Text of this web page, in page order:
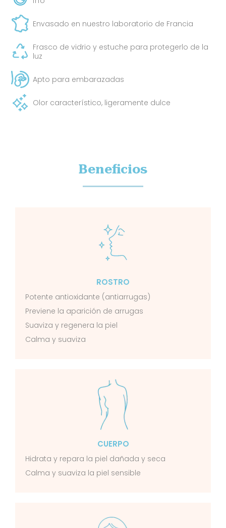
Envasado en nuestro laboratorio de Francia
Frasco de vidrio y estuche para protegerlo de la
luz
Apto para embarazadas
Olor característico, ligeramente dulce
Beneficios
ROSTRO
Potente antioxidante (antiarrugas)
Previene la aparición de arrugas
Suaviza y regenera la piel
Calma y suaviza
CUERPO
Hidrata y repara la piel dañada y seca
Calma y suaviza la piel sensible